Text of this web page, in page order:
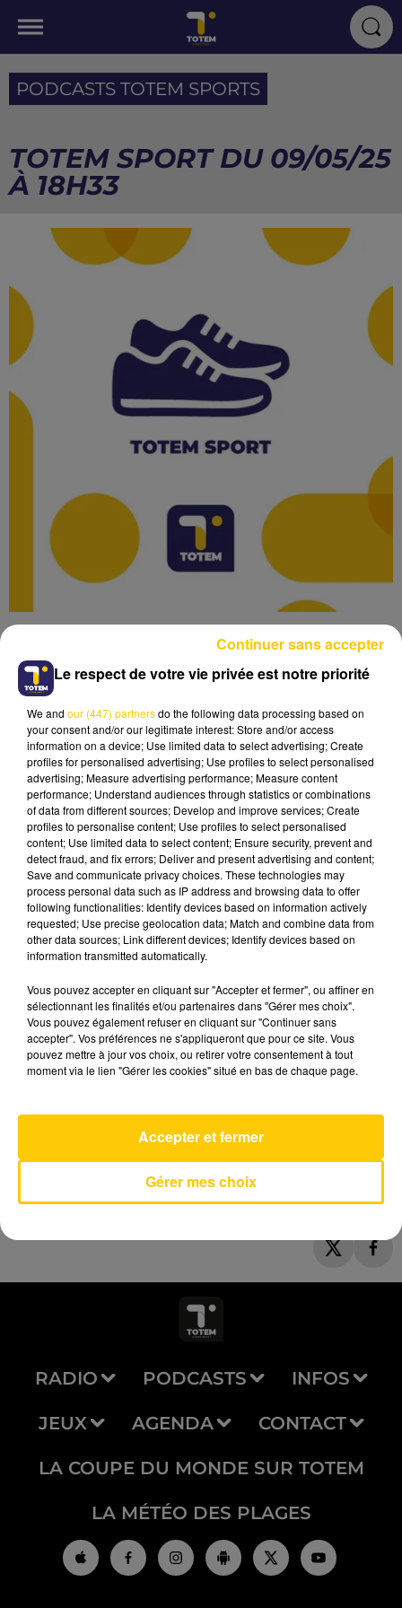
PODCASTS TOTEM SPORTS
TOTEM SPORT DU 09/05/25
À 18H33
Lecture (2 min 8 sec)
9 mai 2025 - 2 min 8 sec
TOTEM SPORT DU 09/05/25 À 18H33
L'actualité sportive vue de nos régions. Présenté
par Fabien Taccard-Blanchin.
LEWIS CAPALDI
AVEYRON NORD
RADIO PODCASTS INFOS
JEUX AGENDA CONTACT
LA COUPE DU MONDE SUR TOTEM
LA MÉTÉO DES PLAGES
Le respect de votre vie privée est notre priorité
We and our (447) partnersdo the following data processing based on
your consent and/or our legitimate interest: Store and/or access
information on a device; Use limited data to select advertising; Create
profiles for personalised advertising; Use profiles to select personalised
advertising; Measure advertising performance; Measure content
performance; Understand audiences through statistics or combinations
of data from different sources; Develop and improve services; Create
profiles to personalise content; Use profiles to select personalised
content; Use limited data to select content; Ensure security, prevent and
detect fraud, and fix errors; Deliver and present advertising and content;
Save and communicate privacy choices. These technologies may
process personal data such as IP address and browsing data to offer
following functionalities: Identify devices based on information actively
requested; Use precise geolocation data; Match and combine data from
other data sources; Link different devices; Identify devices based on
information transmitted automatically.
Vous pouvez accepter en cliquant sur "Accepter et fermer", ou affiner en
sélectionnant les finalités et/ou partenaires dans "Gérer mes choix".
Vous pouvez également refuser en cliquant sur "Continuer sans
accepter". Vos préférences ne s'appliqueront que pour ce site. Vous
pouvez mettre à jour vos choix, ou retirer votre consentement à tout
moment via le lien "Gérer les cookies" situé en bas de chaque page.
Gérer mes choix
Accepter et fermer
Continuer sans accepter